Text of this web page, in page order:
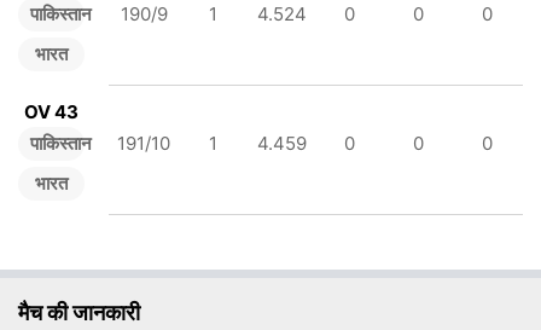
पाकिस्तान
भारत
190/9 1 4.524 0 0 0
OV 43
पाकिस्तान
भारत
191/10 1 4.459 0 0 0
मैच की जानकारी